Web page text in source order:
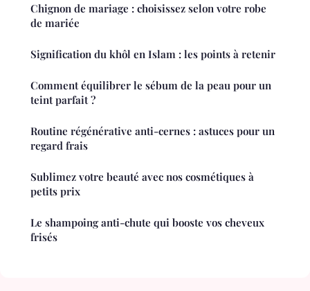
Chignon de mariage : choisissez selon votre robe
de mariée
Signification du khôl en Islam : les points à retenir
Comment équilibrer le sébum de la peau pour un
teint parfait ?
Routine régénérative anti-cernes : astuces pour un
regard frais
Sublimez votre beauté avec nos cosmétiques à
petits prix
Le shampoing anti-chute qui booste vos cheveux
frisés